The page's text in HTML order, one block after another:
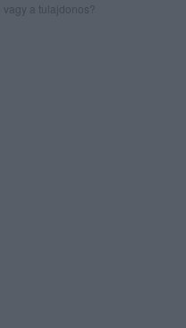
vagy a tulajdonos?